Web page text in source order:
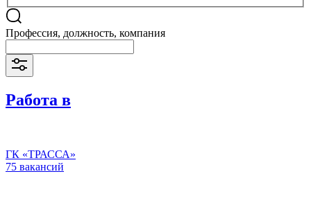
Профессия, должность, компания
Работа в
ГК «ТРАССА»
75 вакансий